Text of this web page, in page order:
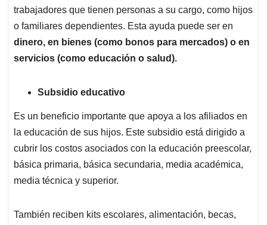
trabajadores que tienen personas a su cargo, como hijos
o familiares dependientes. Esta ayuda puede ser en
dinero, en bienes (como bonos para mercados) o en
servicios (como educación o salud).
Subsidio educativo
Es un beneficio importante que apoya a los afiliados en
la educación de sus hijos. Este subsidio está dirigido a
cubrir los costos asociados con la educación preescolar,
básica primaria, básica secundaria, media académica,
media técnica y superior.
También reciben kits escolares, alimentación, becas,